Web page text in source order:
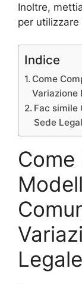
Inoltre,
per
Indice
Come
Variazione
Fac simile
Sede
Come
Legale